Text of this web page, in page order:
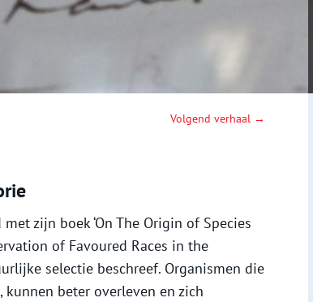
Volgend verhaal →
zijn boek ‘On The Origin of Species
of Favoured Races in the
selectie beschreef. Organismen die
beter overleven en zich